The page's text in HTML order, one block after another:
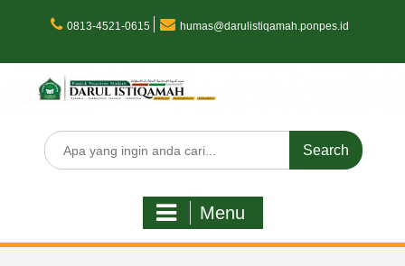
0813-4521-0615 humas@darulistiqamah.ponpes.id
Search
for:
Menu